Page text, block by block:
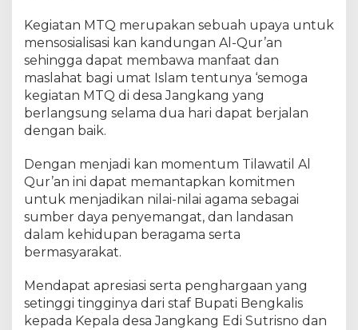
a
n
g
k
a
T
a
h
2
3
Kegiatan MTQ merupakan sebuah upaya untuk
mensosialisasi kan kandungan Al-Qur’an
sehingga dapat membawa manfaat dan
maslahat bagi umat Islam tentunya ‘semoga
kegiatan MTQ di desa Jangkang yang
berlangsung selama dua hari dapat berjalan
dengan baik.
Dengan menjadi kan momentum Tilawatil Al
Qur’an ini dapat memantapkan komitmen
untuk menjadikan nilai-nilai agama sebagai
sumber daya penyemangat, dan landasan
dalam kehidupan beragama serta
bermasyarakat.
Mendapat apresiasi serta penghargaan yang
setinggi tingginya dari staf Bupati Bengkalis
kepada Kepala desa Jangkang Edi Sutrisno dan